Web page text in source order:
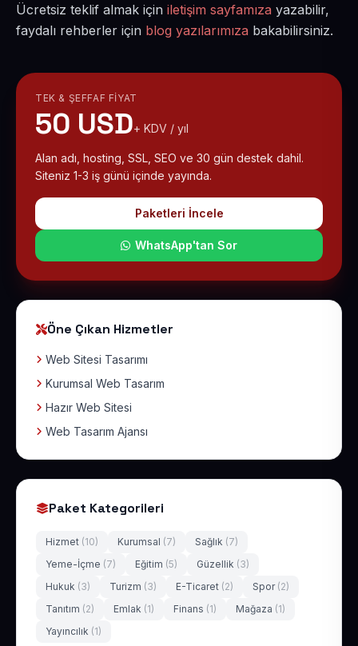
Ücretsiz teklif almak için iletişim sayfamıza yazabilir,
faydalı rehberler için blog yazılarımıza bakabilirsiniz.
TEK & ŞEFFAF FIYAT
50 USD+ KDV / yıl
Alan adı, hosting, SSL, SEO ve 30 gün destek dahil.
Siteniz 1-3 iş günü içinde yayında.
Paketleri İncele
WhatsApp'tan Sor
Öne Çıkan Hizmetler
Web Sitesi Tasarımı
Kurumsal Web Tasarım
Hazır Web Sitesi
Web Tasarım Ajansı
Paket Kategorileri
Hizmet (10) Kurumsal (7) Sağlık (7)
Yeme-İçme (7) Eğitim (5) Güzellik (3)
Hukuk (3) Turizm (3) E-Ticaret (2) Spor (2)
Tanıtım (2) Emlak (1) Finans (1) Mağaza (1)
Yayıncılık (1)